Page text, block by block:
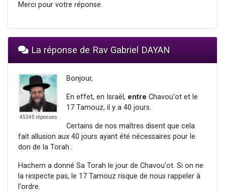
Merci pour votre réponse.
La réponse de Rav Gabriel DAYAN
45345 réponses
Bonjour,
En effet, en Israël, entre Chavou'ot et le
17 Tamouz, il y a 40 jours.
Certains de nos maîtres disent que cela
fait allusion aux 40 jours ayant été nécessaires pour le
don de la Torah :
Hachem a donné Sa Torah le jour de Chavou'ot. Si on ne
la respecte pas, le 17 Tamouz risque de nous rappeler à
l'ordre.